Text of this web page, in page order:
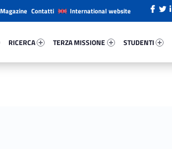
RICERCA
TERZA MISSIONE
STUDENTI
Magazine Contatti International website